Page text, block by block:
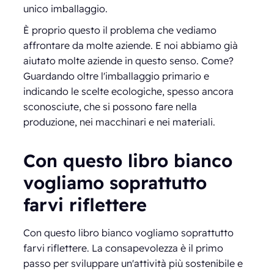
unico imballaggio.
È proprio questo il problema che vediamo
affrontare da molte aziende. E noi abbiamo già
aiutato molte aziende in questo senso. Come?
Guardando oltre l'imballaggio primario e
indicando le scelte ecologiche, spesso ancora
sconosciute, che si possono fare nella
produzione, nei macchinari e nei materiali.
Con questo libro bianco
vogliamo soprattutto
farvi riflettere
Con questo libro bianco vogliamo soprattutto
farvi riflettere. La consapevolezza è il primo
passo per sviluppare un'attività più sostenibile e